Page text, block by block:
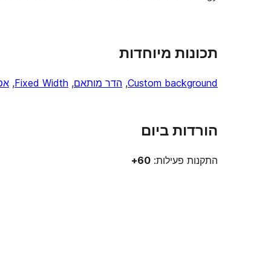
תכונות מיוחדות
Custom background
, הדר מותאם,
Fixed Width
,
הורדות ביום
התקנות פעילות: 60+